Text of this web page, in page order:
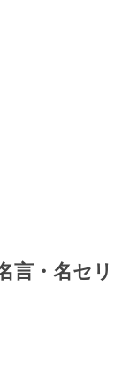
言・名セリ